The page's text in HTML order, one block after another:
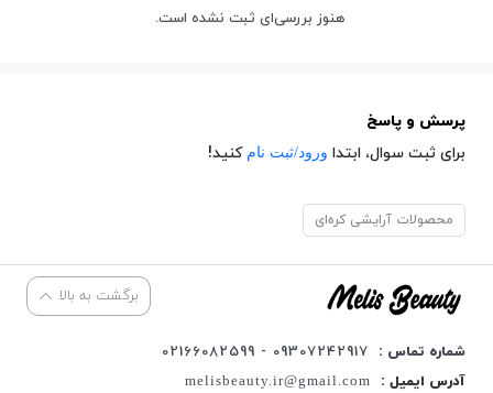
هنوز بررسی‌ای ثبت نشده است.
پرسش و پاسخ
برای ثبت سوال، ابتدا ورود/ثبت نام کنید!
محصولات آرایشی کره‌ای
برگشت به بالا
شماره تماس :
09307242917 - 02166082599
آدرس ایمیل :
melisbeauty.ir@gmail.com